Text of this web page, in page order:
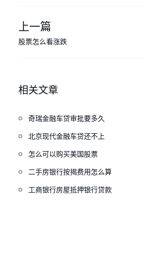
上一篇
股票怎么看涨跌
相关文章
奇瑞金融车贷审批要多久
北京现代金融车贷还不上
怎么可以购买美国股票
二手房银行按揭费用怎么算
工商银行房屋抵押银行贷款